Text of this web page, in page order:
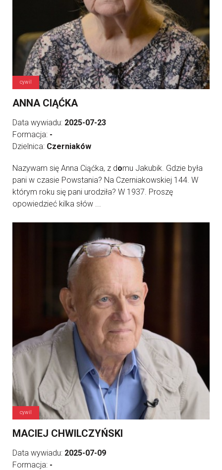
cywil
ANNA CIĄĆKA
Data wywiadu: 2025-07-23
Formacja: -
Dzielnica: Czerniaków
Nazywam się Anna Ciąćka, z domu Jakubik. Gdzie była
pani w czasie Powstania? Na Czerniakowskiej 144. W
którym roku się pani urodziła? W 1937. Proszę
opowiedzieć kilka słów ...
cywil
MACIEJ CHWILCZYŃSKI
Data wywiadu: 2025-07-09
Formacja: -